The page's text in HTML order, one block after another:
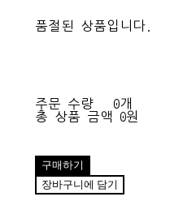
품절된 상품입니다.
주문 수량
0개
총 상품 금액
0원
구매하기
장바구니에 담기